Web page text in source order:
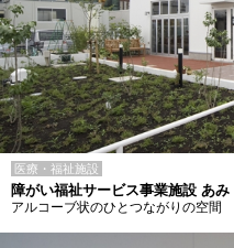
医療・福祉施設
障がい福祉サービス事業施設 あみ
アルコーブ状のひとつながりの空間